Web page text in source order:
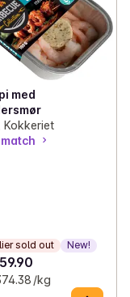
med
Kokkeriet
sold out New!
/kg